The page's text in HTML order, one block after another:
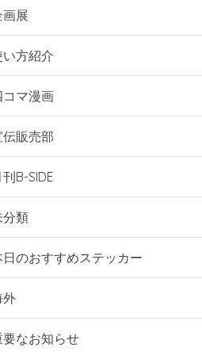
画展
い方紹介
コマ漫画
伝販売部
B-SIDE
分類
日のおすすめステッカー
外
要なお知らせ